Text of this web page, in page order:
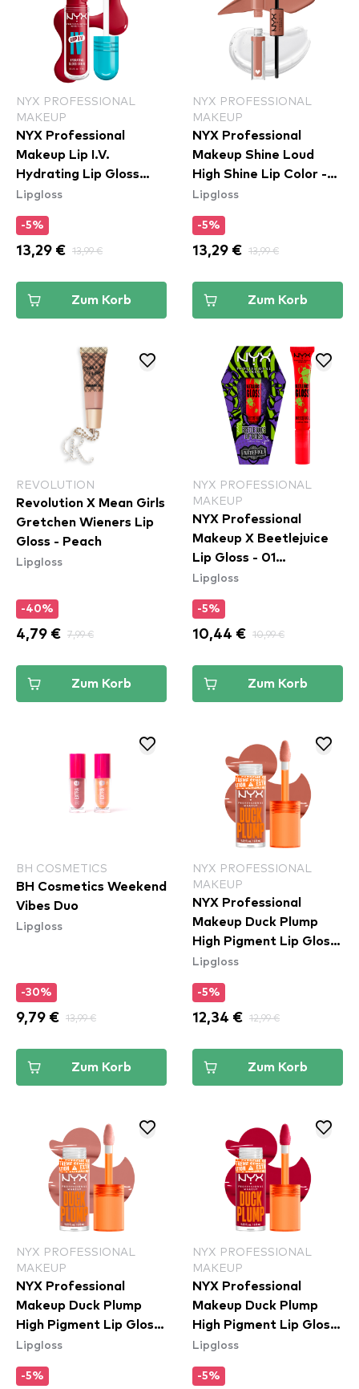
NYX PROFESSIONAL
MAKEUP
NYX Professional
Makeup Lip I.V.
Hydrating Lip Gloss
Stain - 11 Red-y Set
Lipgloss
-5%
13,29 € 13,99 €
Zum Korb
NYX PROFESSIONAL
MAKEUP
NYX Professional
Makeup Shine Loud
High Shine Lip Color -
07 Global Citizen
Lipgloss
-5%
13,29 € 13,99 €
Zum Korb
REVOLUTION
Revolution X Mean Girls
Gretchen Wieners Lip
Gloss - Peach
Lipgloss
-40%
4,79 € 7,99 €
Zum Korb
NYX PROFESSIONAL
MAKEUP
NYX Professional
Makeup X Beetlejuice
Lip Gloss - 01
Pomegranate Clout
Lipgloss
-5%
10,44 € 10,99 €
Zum Korb
BH COSMETICS
BH Cosmetics Weekend
Vibes Duo
Lipgloss
-30%
9,79 € 13,99 €
Zum Korb
NYX PROFESSIONAL
MAKEUP
NYX Professional
Makeup Duck Plump
High Pigment Lip Gloss
- Apri-Caught
Lipgloss
-5%
12,34 € 12,99 €
Zum Korb
NYX PROFESSIONAL
MAKEUP
NYX Professional
Makeup Duck Plump
High Pigment Lip Gloss
- Banging Bare
Lipgloss
-5%
NYX PROFESSIONAL
MAKEUP
NYX Professional
Makeup Duck Plump
High Pigment Lip Gloss
- Hall Of Flame
Lipgloss
-5%